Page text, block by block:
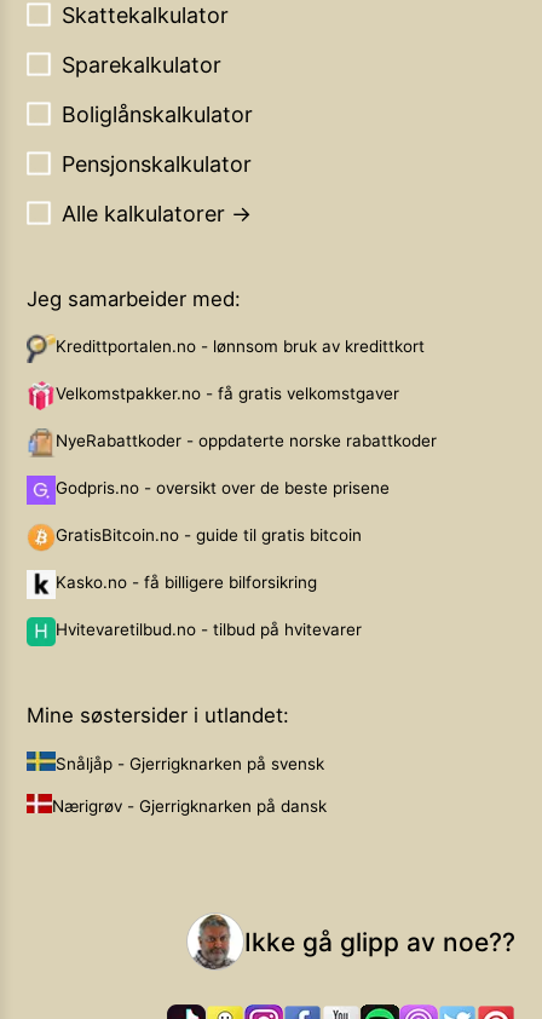
Skattekalkulator
Sparekalkulator
Boliglånskalkulator
Pensjonskalkulator
Alle kalkulatorer →
Jeg samarbeider med:
Kredittportalen.no - lønnsom bruk av kredittkort
Velkomstpakker.no - få gratis velkomstgaver
NyeRabattkoder - oppdaterte norske rabattkoder
Godpris.no - oversikt over de beste prisene
GratisBitcoin.no - guide til gratis bitcoin
Kasko.no - få billigere bilforsikring
Hvitevaretilbud.no - tilbud på hvitevarer
Mine søstersider i utlandet:
Snåljåp - Gjerrigknarken på svensk
Nærigrøv - Gjerrigknarken på dansk
Ikke gå glipp av noe??